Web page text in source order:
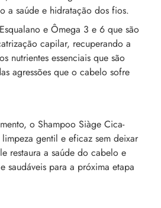
a saúde e hidratação dos fios.
e Ômega 3 e 6 que são
capilar, recuperando a
nutrientes essenciais que são
agressões que o cabelo sofre
o Shampoo Siàge Cica-
gentil e eficaz sem deixar
restaura a saúde do cabelo e
saudáveis para a próxima etapa